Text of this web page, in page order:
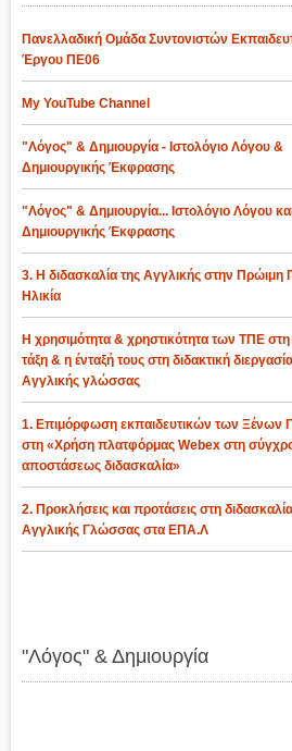
Πανελλαδική Ομάδα Συντονιστών
Έργου ΠΕ06
My YouTube Channel
"Λόγος" & Δημιουργία - Ιστολόγιο Λόγου &
Δημιουργικής Έκφρασης
"Λόγος" & Δημιουργία... Ιστολόγιο Λόγου
Δημιουργικής Έκφρασης
3. Η διδασκαλία της Αγγλικής στην Πρώιμη
Ηλικία
H χρησιμότητα & χρηστικότητα των ΤΠΕ
τάξη & η ένταξή τους στη διδακτική
Αγγλικής γλώσσας
1. Επιμόρφωση εκπαιδευτικών των
στη «Χρήση πλατφόρμας Webex στη
αποστάσεως διδασκαλία»
2. Προκλήσεις και προτάσεις στη
Αγγλικής Γλώσσας στα ΕΠΑ.Λ
"Λόγος" & Δημιουργία